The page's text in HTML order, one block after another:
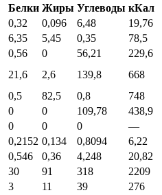
Белки Жиры Углеводы кКал
0,32 0,096 6,48
19,76
6,35 5,45 0,35
78,5
0,56 0 56,21
229,6
21,6 2,6 139,8
668
0,5 82,5 0,8
748
0 0 109,78
438,9
0 0 0
—
0,2152 0,134 0,8094
6,22
0,546 0,36 4,248
20,82
30 91 318
2209
3 11 39
276